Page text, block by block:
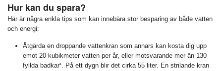
Hur kan du spara?
Här är några enkla tips som kan innebära stor besparing av både vatten
och energi:
Åtgärda en droppande vattenkran som annars kan kosta dig upp
emot 20 kubikmeter vatten per år, eller motsvarande mer än 130
fyllda badkar¹. På ett dygn blir det cirka 55 liter. En strilande kran